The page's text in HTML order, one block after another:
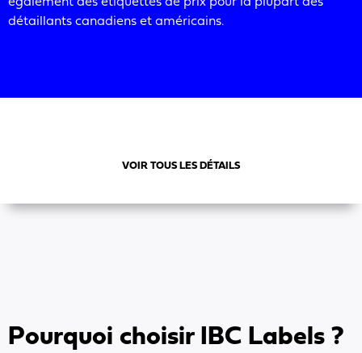
détaillants canadiens et américains.
VOIR TOUS LES DÉTAILS
Pourquoi choisir IBC Labels ?